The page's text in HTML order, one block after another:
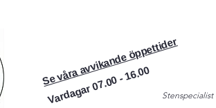
Se våra avvikande öppettider
Vardagar 07.00 - 16.00